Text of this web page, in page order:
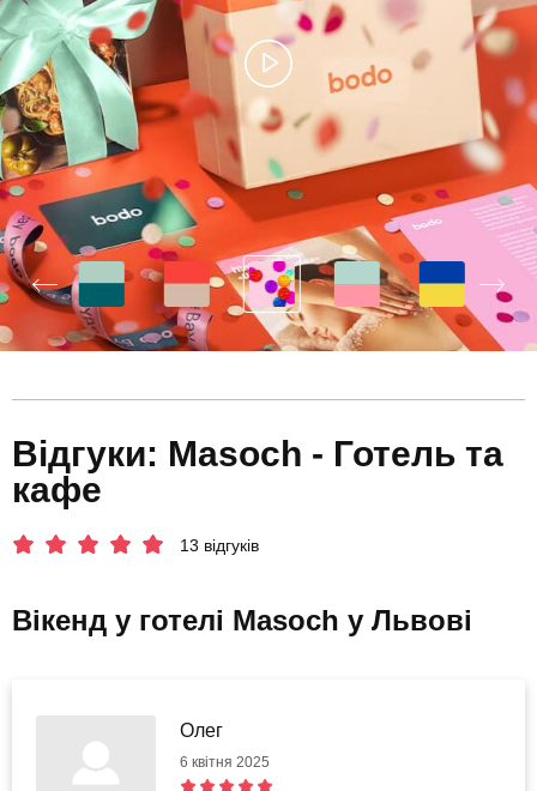
Відгуки: Masoch - Готель та
кафе
13 відгуків
Вікенд у готелі Masoch у Львові
Олег
6 квітня 2025